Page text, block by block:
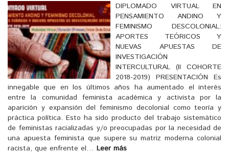
[ ]
DIPLOMADO VIRTUAL EN
PENSAMIENTO ANDINO Y
FEMINISMO DESCOLONIAL:
APORTES TEÓRICOS Y
NUEVAS APUESTAS DE
INVESTIGACIÓN
INTERCULTURAL (II COHORTE
2018-2019) PRESENTACIÓN Es
innegable que en los últimos años ha aumentado el interés
entre la comunidad feminista académica y activista por la
aparición y expansión del feminismo decolonial como teoría y
práctica política. Esto ha sido producto del trabajo sistemático
de feministas racializadas y/o preocupadas por la necesidad de
una apuesta feminista que supere su matriz moderna colonial
racista, que enfrente el… Leer más